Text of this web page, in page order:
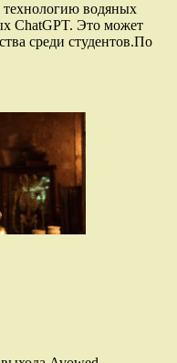
технологию водяных
ChatGPT. Это может
среди студентов.По